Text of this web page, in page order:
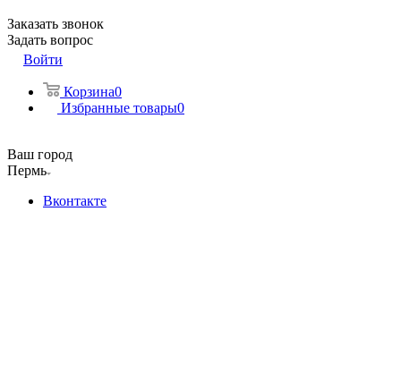
Заказать звонок
Задать вопрос
Войти
Корзина0
Избранные товары0
Ваш город
Пермь
Вконтакте